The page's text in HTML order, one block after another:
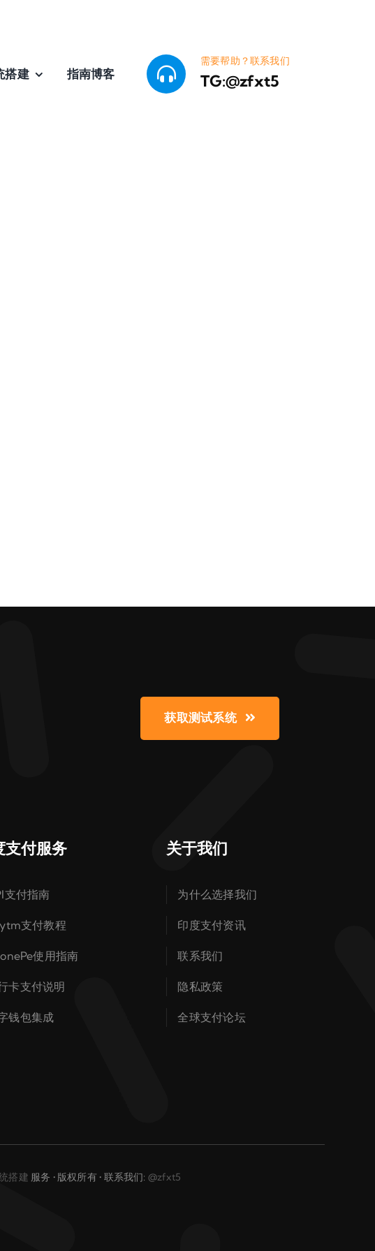
搭建 指南博客
需要帮助？联系我们
TG:@zfxt5
获取测试系统
支付服务
支付指南
支付教程
使用指南
卡支付说明
钱包集成
关于我们
为什么选择我们
印度支付资讯
联系我们
隐私政策
全球支付论坛
搭建 服务 • 版权所有 • 联系我们: @zfxt5